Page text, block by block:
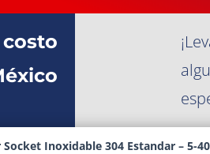
Inoxidable 304 Estandar – 5-